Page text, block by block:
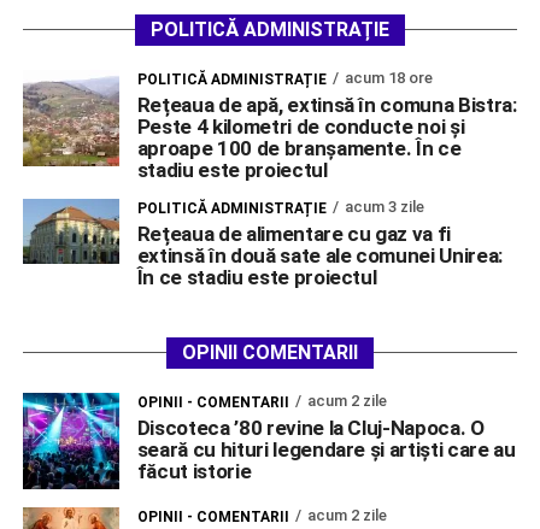
POLITICĂ ADMINISTRAȚIE
POLITICĂ ADMINISTRAȚIE acum 18 ore
Rețeaua de apă, extinsă în comuna Bistra:
Peste 4 kilometri de conducte noi și
aproape 100 de branșamente. În ce
stadiu este proiectul
POLITICĂ ADMINISTRAȚIE acum 3 zile
Rețeaua de alimentare cu gaz va fi
extinsă în două sate ale comunei Unirea:
În ce stadiu este proiectul
OPINII COMENTARII
OPINII - COMENTARII acum 2 zile
Discoteca ’80 revine la Cluj-Napoca. O
seară cu hituri legendare și artiști care au
făcut istorie
OPINII - COMENTARII acum 2 zile